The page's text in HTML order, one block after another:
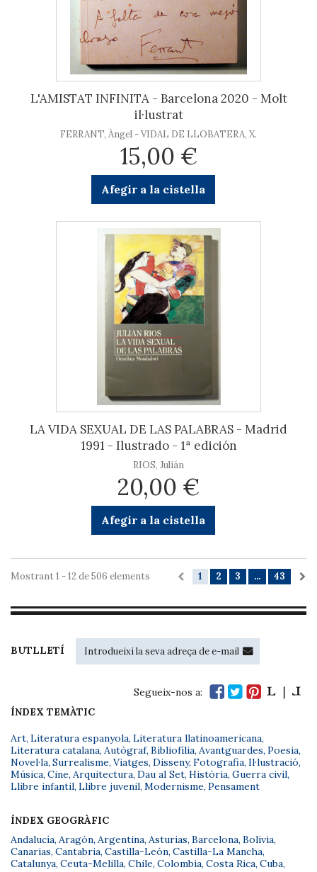
L'AMISTAT INFINITA - Barcelona 2020 - Molt
il·lustrat
FERRANT, Àngel - VIDAL DE LLOBATERA, X.
15,00 €
Afegir a la cistella
LA VIDA SEXUAL DE LAS PALABRAS - Madrid
1991 - Ilustrado - 1ª edición
RIOS, Julián
20,00 €
Afegir a la cistella
1 2 3 ... 43
Mostrant 1 - 12 de 506 elements
BUTLLETÍ
Segueix-nos a:
ÍNDEX TEMÀTIC
Art, Literatura espanyola, Literatura llatinoamericana,
Literatura catalana, Autògraf, Bibliofília, Avantguardes, Poesia,
Novel·la, Surrealisme, Viatges, Disseny, Fotografia, Il·lustració,
Música, Cine, Arquitectura, Dau al Set, Història, Guerra civil,
Llibre infantil, Llibre juvenil, Modernisme, Pensament
ÍNDEX GEOGRÀFIC
Andalucía, Aragón, Argentina, Asturias, Barcelona, Bolivia,
Canarias, Cantabria, Castilla-León, Castilla-La Mancha,
Catalunya, Ceuta-Melilla, Chile, Colombia, Costa Rica, Cuba,